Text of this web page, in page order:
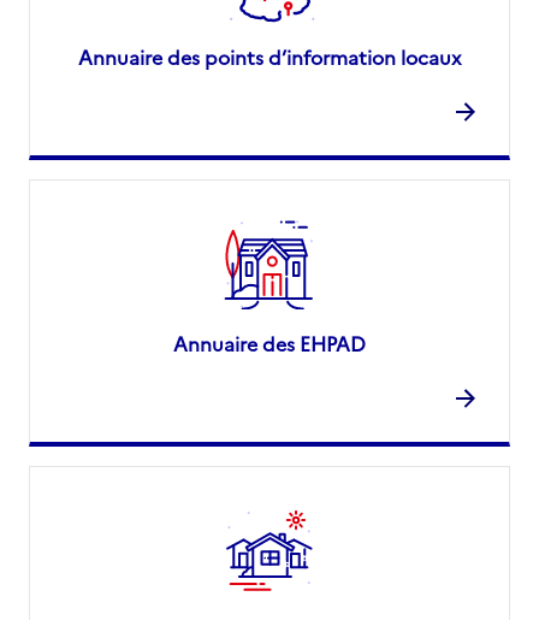
Annuaire des points d’information locaux
Annuaire des EHPAD